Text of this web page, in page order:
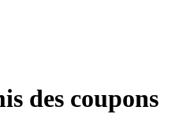
des coupons